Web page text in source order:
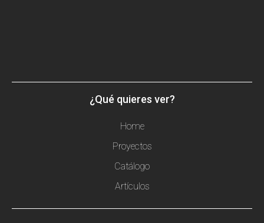
¿Qué quieres ver?
Home
Proyectos
Catálogo
Artículos